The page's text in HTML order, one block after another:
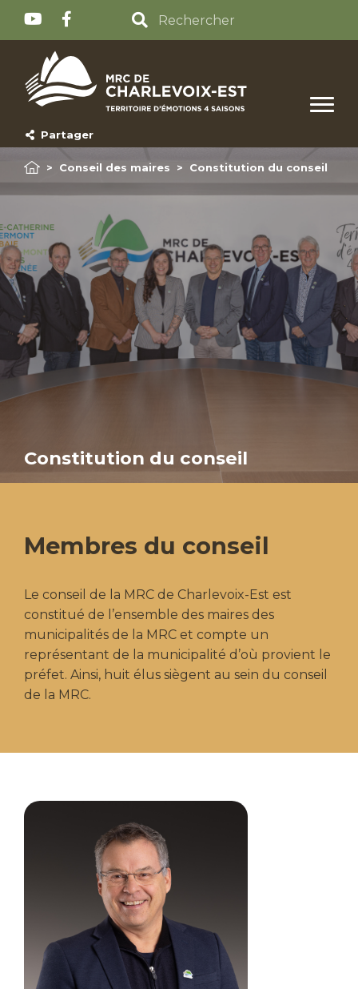
Partager
> Conseil des maires > Constitution du conseil
Constitution du conseil
Membres du conseil
Le conseil de la MRC de Charlevoix-Est est
constitué de l’ensemble des maires des
municipalités de la MRC et compte un
représentant de la municipalité d’où provient le
préfet. Ainsi, huit élus siègent au sein du conseil
de la MRC.